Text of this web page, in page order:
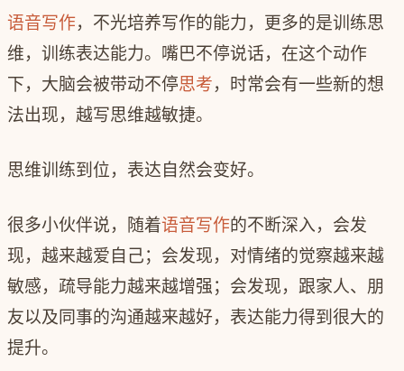
语音写作，不光培养写作的能力，更多的是训练思
维，训练表达能力。嘴巴不停说话，在这个动作
下，大脑会被带动不停思考，时常会有一些新的想
法出现，越写思维越敏捷。
思维训练到位，表达自然会变好。
很多小伙伴说，随着语音写作的不断深入，会发
现，越来越爱自己；会发现，对情绪的觉察越来越
敏感，疏导能力越来越增强；会发现，跟家人、朋
友以及同事的沟通越来越好，表达能力得到很大的
提升。